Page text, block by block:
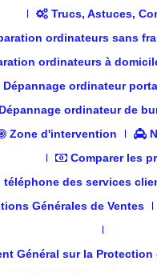
Trucs, Astuces,
ordinateurs sans
ordinateurs à
Dépannage ordinateur
Dépannage ordinateur de
Zone d'intervention
Comparer les
téléphone des services
Générales de Ventes
Général sur la Protection